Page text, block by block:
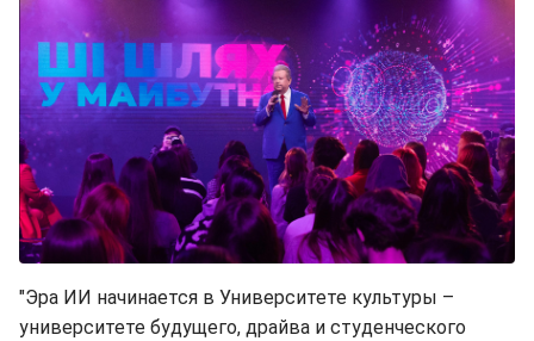
"Эра ИИ начинается в Университете культуры –
университете будущего, драйва и студенческого